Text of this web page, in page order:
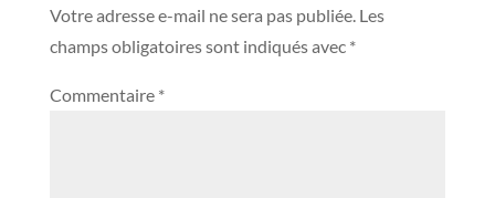
Votre adresse e-mail ne sera pas publiée. Les
champs obligatoires sont indiqués avec *
Commentaire *